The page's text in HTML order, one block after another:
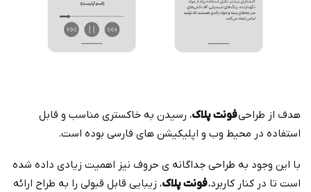
هدف از طراحیفونت پلاک، رسیدن به خاکستری مناسب و قابل
استفاده در محیط وب و اپلیکیشن های فارسی بوده است.
با این وجود به طراحی جداگانه ی حروف نیز اهمیت زیادی داده شده
است تا در کنار کاربرد،فونت پلاک، زیبایی قابل قبولی را به طراح ارائه